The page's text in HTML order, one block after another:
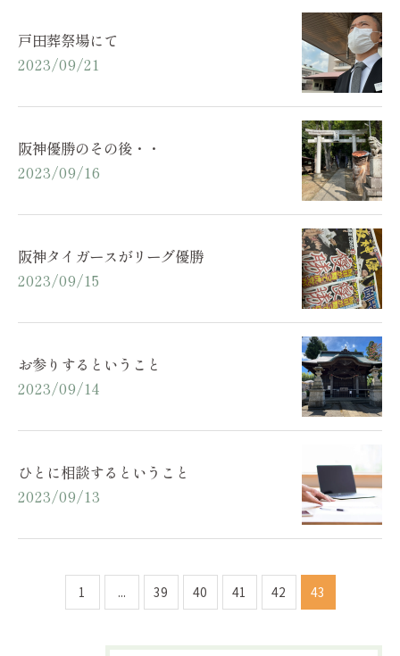
戸田葬祭場にて
2023/09/21
阪神優勝のその後・・
2023/09/16
阪神タイガースがリーグ優勝
2023/09/15
お参りするということ
2023/09/14
ひとに相談するということ
2023/09/13
1 ... 39 40 41 42 43